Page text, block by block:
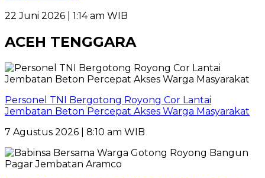
22 Juni 2026 | 1:14 am WIB
ACEH TENGGARA
Personel TNI Bergotong Royong Cor Lantai
Jembatan Beton Percepat Akses Warga Masyarakat
7 Agustus 2026 | 8:10 am WIB